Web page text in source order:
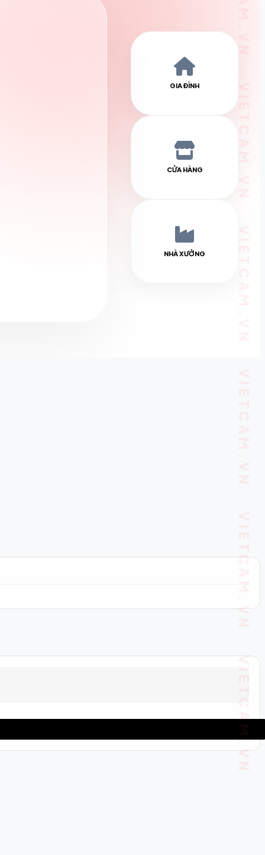
GIA ĐÌNH
CỬA HÀNG
NHÀ XƯỞNG
VIETCAM.VN VIETCAM.VN VIETCAM.VN VIETCAM.VN VIETCAM.VN VIETCAM.VN